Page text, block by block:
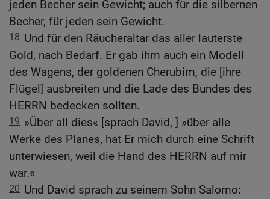
jeden Becher sein Gewicht; auch für die silbernen
Becher, für jeden sein Gewicht.
18 Und für den Räucheraltar das aller lauterste
Gold, nach Bedarf. Er gab ihm auch ein Modell
des Wagens, der goldenen Cherubim, die [ihre
Flügel] ausbreiten und die Lade des Bundes des
HERRN bedecken sollten.
19 »Über all dies« [sprach David, ] »über alle
Werke des Planes, hat Er mich durch eine Schrift
unterwiesen, weil die Hand des HERRN auf mir
war.«
20 Und David sprach zu seinem Sohn Salomo: